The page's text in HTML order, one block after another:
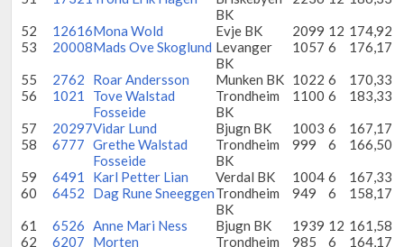
BK
52
12616Mona Wold Evje BK 2099 12 174,92
53
20008Mads Ove Skoglund Levanger
BK
1057 6
176,17
55
2762 Roar Andersson Munken BK 1022 6
170,33
56
1021
Tove Walstad
Fosseide
Trondheim
BK
1100 6
183,33
57
20297Vidar Lund Bjugn BK 1003 6
167,17
58
6777 Grethe Walstad
Fosseide
Trondheim
BK
999 6
166,50
59
6491 Karl Petter Lian Verdal BK 1004 6
167,33
60
6452 Dag Rune SneeggenTrondheim
BK
949 6
158,17
61
6526 Anne Mari Ness Bjugn BK 1939 12 161,58
62
6207 Morten Trondheim 985 6 164,17